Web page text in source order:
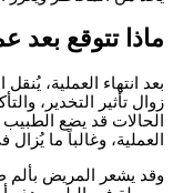
ماذا تتوقع بعد
بعد انتهاء العملية،
زوال تأثير التخدير،
الحالات قد يضع
العملية، وغالباً ما يُزال
وقد يشعر المريض